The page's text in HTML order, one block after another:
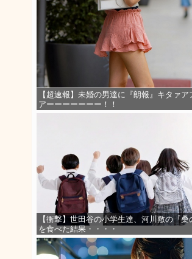
【超速報】未婚の男達に『朗報』キタァア
アーーーーーーー！！
【衝撃】世田谷の小学生達、河川敷の『桑
を食べた結果・・・・